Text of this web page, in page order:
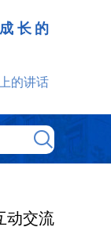
长的
的讲话
动交流